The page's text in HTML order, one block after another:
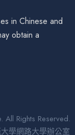
in Chinese and
obtain a
Rights Reserved.
學網路大學辦公室